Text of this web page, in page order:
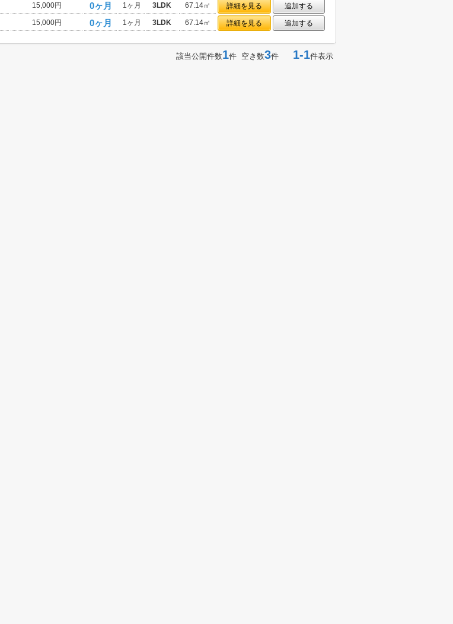
15,000円 0ヶ月 1ヶ月 3LDK 67.14㎡ 詳細を見る
追加する
15,000円 0ヶ月 1ヶ月 3LDK 67.14㎡ 詳細を見る 追加する
該当公開件数1件 空き数3件 1-1件表示